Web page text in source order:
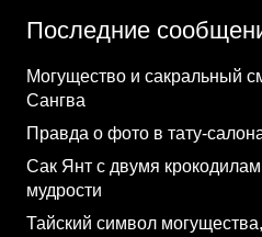
Последние
Могущество и сакральный
Сангва
Правда о фото в тату-
Сак Янт с двумя
мудрости
Тайский символ